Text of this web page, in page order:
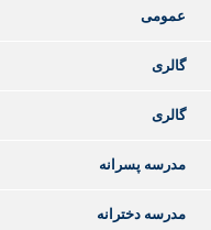
عمومی
گالری
گالری
مدرسه پسرانه
مدرسه دخترانه